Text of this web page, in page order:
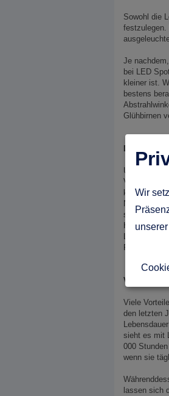
Sowohl die
festzulegen.
Je
bei LED
kleiner ist.
bestens
Glühbirnen
Umso
Vergleich
kann.
Nur dann,
sich die
Licht
Flächen
Vorteile von
Viele
den letzten
sieht es mit
000
wenn sie
lassen sich
Wir
unserer